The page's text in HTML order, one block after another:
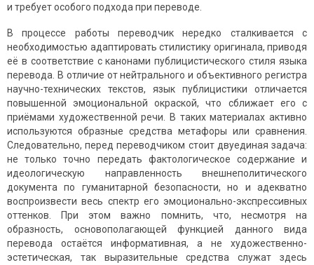
и требует особого подхода при переводе.
В процессе работы переводчик нередко сталкивается с
необходимостью адаптировать стилистику оригинала, приводя
её в соответствие с канонами публицистического стиля языка
перевода. В отличие от нейтрального и объективного регистра
научно-технических текстов, язык публицистики отличается
повышенной эмоциональной окраской, что сближает его с
приёмами художественной речи. В таких материалах активно
используются образные средства метафоры или сравнения.
Следовательно, перед переводчиком стоит двуединая задача:
не только точно передать фактологическое содержание и
идеологическую направленность внешнеполитического
документа по гуманитарной безопасности, но и адекватно
воспроизвести весь спектр его эмоционально-экспрессивных
оттенков. При этом важно помнить, что, несмотря на
образность, основополагающей функцией данного вида
перевода остаётся информативная, а не художественно-
эстетическая, так выразительные средства служат здесь